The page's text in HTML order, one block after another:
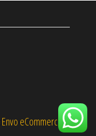
Envo eCommerce